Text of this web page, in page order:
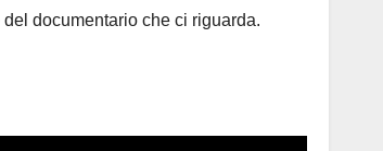
documentario che ci riguarda.